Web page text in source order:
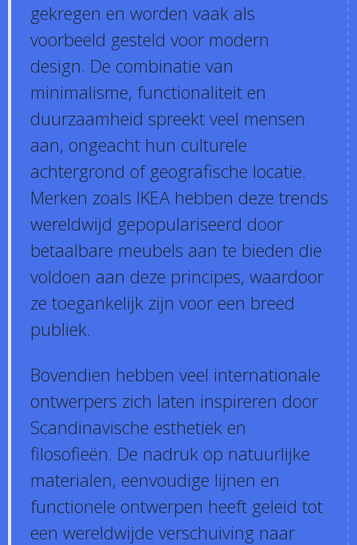
gekregen en worden vaak als
voorbeeld gesteld voor modern
design. De combinatie van
minimalisme, functionaliteit en
duurzaamheid spreekt veel mensen
aan, ongeacht hun culturele
achtergrond of geografische locatie.
Merken zoals IKEA hebben deze trends
wereldwijd gepopulariseerd door
betaalbare meubels aan te bieden die
voldoen aan deze principes, waardoor
ze toegankelijk zijn voor een breed
publiek.
Bovendien hebben veel internationale
ontwerpers zich laten inspireren door
Scandinavische esthetiek en
filosofieën. De nadruk op natuurlijke
materialen, eenvoudige lijnen en
functionele ontwerpen heeft geleid tot
een wereldwijde verschuiving naar